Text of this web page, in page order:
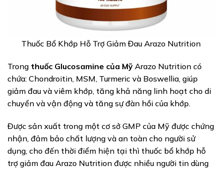
Thuốc Bổ Khớp Hỗ Trợ Giảm Đau Arazo Nutrition
Trong thuốc Glucosamine của Mỹ Arazo Nutrition có
chứa: Chondroitin, MSM, Turmeric và Boswellia, giúp
giảm đau và viêm khớp, tăng khả năng linh hoạt cho di
chuyển và vận động và tăng sự đàn hồi của khớp.
Được sản xuất trong một cơ sở GMP của Mỹ được chứng
nhận, đảm bảo chất lượng và an toàn cho người sử
dụng, cho đến thời điểm hiện tại thì thuốc bổ khớp hỗ
trợ giảm đau Arazo Nutrition được nhiều người tin dùng